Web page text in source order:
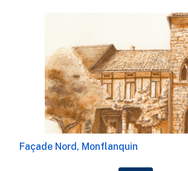
Façade Nord, Monflanquin